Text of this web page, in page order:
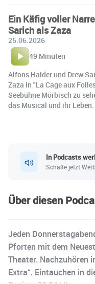
Ein Käfig voller
Sarich als Zaza
25.06.2026
49 Minuten
Alfons Haider und Drew
Zaza in "La Cage aux
Seebühne Mörbisch zu
das Musical und ihr Leben.
In Podcasts
Schalte jetzt
Über diesen
Jeden
Pforten mit dem
Theater. Nachzuhören
Extra“. Eintauchen in